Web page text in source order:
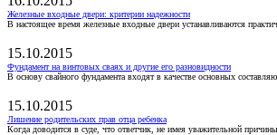
Железные входные двери: критерии надежности
В настоящее время железные входные двери устанавливаются
15.10.2015
Фундамент на винтовых сваях и другие его разновидности
В основу свайного фундамента входят в качестве основных
15.10.2015
Лишение родительских прав отца ребенка
Когда доводится в суде, что ответчик, не имея уважительной